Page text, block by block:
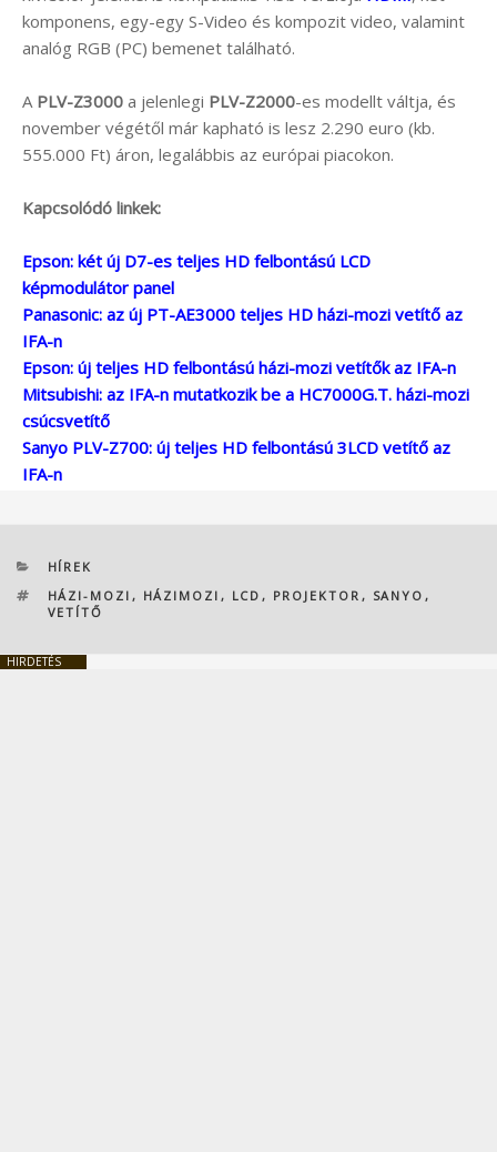
komponens, egy-egy S-Video és kompozit video, valamint
analóg RGB (PC) bemenet található.
A PLV-Z3000 a jelenlegi PLV-Z2000-es modellt váltja, és
november végétől már kapható is lesz 2.290 euro (kb.
555.000 Ft) áron, legalábbis az európai piacokon.
Kapcsolódó linkek:
Epson: két új D7-es teljes HD felbontású LCD
képmodulátor panel
Panasonic: az új PT-AE3000 teljes HD házi-mozi vetítő az
IFA-n
Epson: új teljes HD felbontású házi-mozi vetítők az IFA-n
Mitsubishi: az IFA-n mutatkozik be a HC7000G.T. házi-mozi
csúcsvetítő
Sanyo PLV-Z700: új teljes HD felbontású 3LCD vetítő az
IFA-n
KATEGÓRIÁK
HÍREK
CÍMKÉK
HÁZI-MOZI , HÁZIMOZI , LCD , PROJEKTOR , SANYO ,
VETÍTŐ
HIRDETÉS